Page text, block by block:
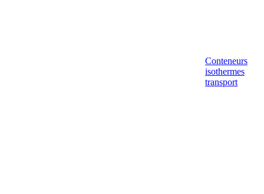
Conteneurs
isothermes
transport